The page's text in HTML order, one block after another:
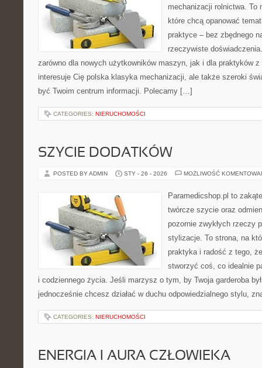
mechanizacji rolnictwa. To
które chcą opanować
praktyce – bez zbędnego
rzeczywiste
zarówno dla nowych użytkowników maszyn, jak i dla praktyków
interesuje Cię polska klasyka mechanizacji, ale także szeroki
być Twoim centrum informacji. Polecamy […]
CATEGORIES: NIERUCHOMOŚCI
SZYCIE DODATKÓW
POSTED BY ADMIN STY - 26 - 2026 MOŻLIWOŚĆ
Paramedicshop.pl to
twórcze szycie oraz
pozornie zwykłych rzeczy
stylizacje. To strona, na
praktyka i radość z tego,
stworzyć coś, co idealnie
i codziennego życia. Jeśli marzysz o tym, by Twoja garderoba
jednocześnie chcesz działać w duchu odpowiedzialnego stylu,
CATEGORIES: NIERUCHOMOŚCI
ENERGIA I AURA CZŁOWIEKA